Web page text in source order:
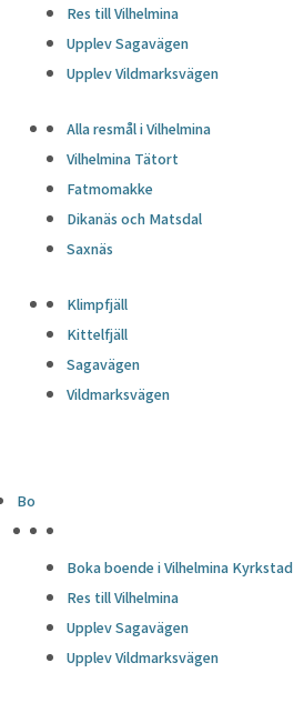
Res till Vilhelmina
Upplev Sagavägen
Upplev Vildmarksvägen
Alla resmål i Vilhelmina
Vilhelmina Tätort
Fatmomakke
Dikanäs och Matsdal
Saxnäs
Klimpfjäll
Kittelfjäll
Sagavägen
Vildmarksvägen
Bo
Boka boende i Vilhelmina Kyrkstad
Res till Vilhelmina
Upplev Sagavägen
Upplev Vildmarksvägen